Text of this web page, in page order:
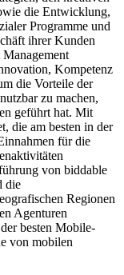
die Entwicklung,
Programme und
ihrer Kunden
Kompetenz
die Vorteile der
zu machen,
geführt hat. Mit
die am besten in der
für die
von biddable
die
Regionen
Agenturen
besten Mobile-
von mobilen